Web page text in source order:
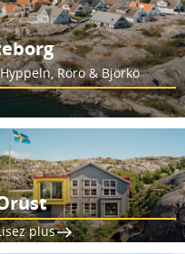
Rörö & Björkö
plus